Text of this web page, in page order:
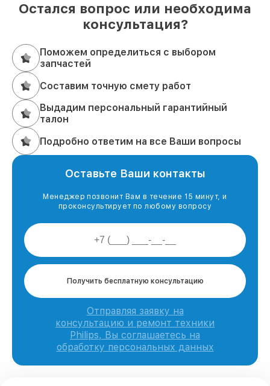
Остался вопрос или необходима
консультация?
Поможем определиться с выбором
запчастей
Составим точную смету работ
Выдадим персональный гарантийный
талон
Подробно ответим на все Ваши вопросы
Оставьте Ваши контакты
Менеджер позвонит Вам в течение 15 минут, и
проконсультирует по любому вопросу
Получить бесплатную консультацию
Отправляя заявку на
консультацию и ремонт техники
Philips, Вы соглашаетесь на
обработку персональных данных